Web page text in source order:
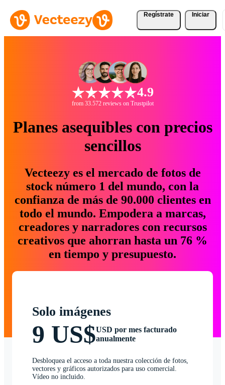
Regístrate Iniciar
4.9
from 33.572 reviews on Trustpilot
Planes asequibles con precios
sencillos
Vecteezy es el mercado de fotos de
stock número 1 del mundo, con la
confianza de más de 90.000 clientes en
todo el mundo. Empodera a marcas,
creadores y narradores con recursos
creativos que ahorran hasta un 76 %
en tiempo y presupuesto.
Solo imágenes
9 US$USD por mes facturado
anualmente
Desbloquea el acceso a toda nuestra colección de fotos,
vectores y gráficos autorizados para uso comercial.
Vídeo no incluido.